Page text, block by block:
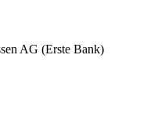
AG (Erste Bank)